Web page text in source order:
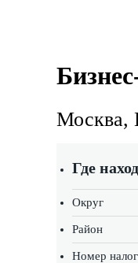
Москва,
Где
Округ
Район
Номер